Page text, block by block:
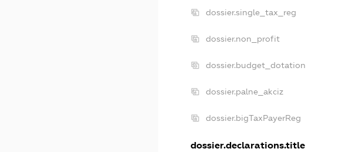
dossier.single_tax_reg
dossier.non_profit
dossier.budget_dotation
dossier.palne_akciz
dossier.bigTaxPayerReg
dossier.declarations.title